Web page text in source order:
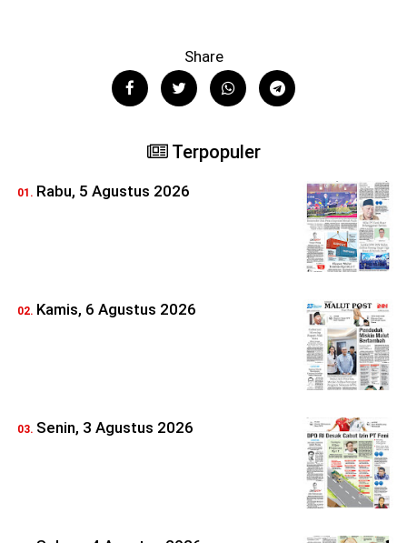
Share
Terpopuler
Rabu, 5 Agustus 2026
Kamis, 6 Agustus 2026
Senin, 3 Agustus 2026